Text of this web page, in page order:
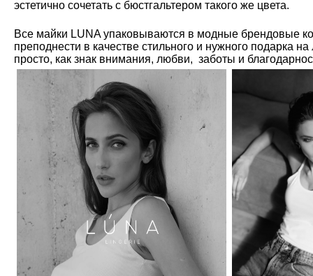
эстетично сочетать с бюстгальтером такого же цвета.
Все майки LUNA упаковываются в модные брендовые
преподнести в качестве стильного и нужного подарка
просто, как знак внимания, любви, заботы и